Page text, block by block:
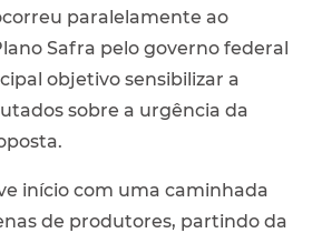
paralelamente ao
Safra pelo governo federal
objetivo sensibilizar a
sobre a urgência da
início com uma caminhada
de produtores, partindo da